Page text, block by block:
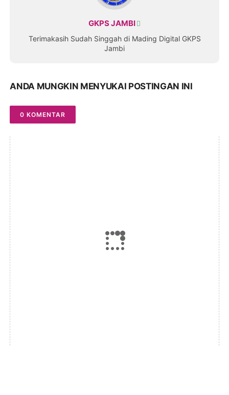
GKPS JAMBI
Terimakasih Sudah Singgah di Mading Digital GKPS
Jambi
ANDA MUNGKIN MENYUKAI POSTINGAN INI
0 KOMENTAR